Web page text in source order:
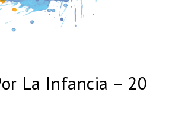
La Infancia – 20